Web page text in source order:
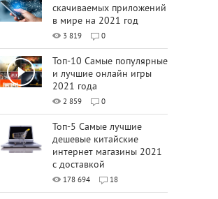
скачиваемых приложений
в мире на 2021 год
3 819 0
Топ-10 Самые популярные
и лучшие онлайн игры
2021 года
2 859 0
Топ-5 Самые лучшие
дешевые китайские
интернет магазины 2021
с доставкой
178 694 18